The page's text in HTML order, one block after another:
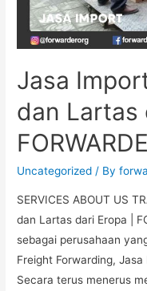
Jasa
dan Lartas
Uncategorized / By
SERVICES ABOUT US
dan Lartas dari Eropa |
sebagai perusahaan
Freight Forwarding,
Secara terus menerus